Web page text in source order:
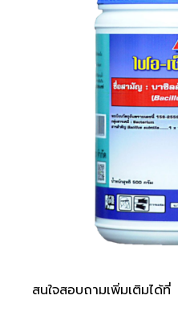
สนใจสอบถามเพิ่มเติมได้ที่